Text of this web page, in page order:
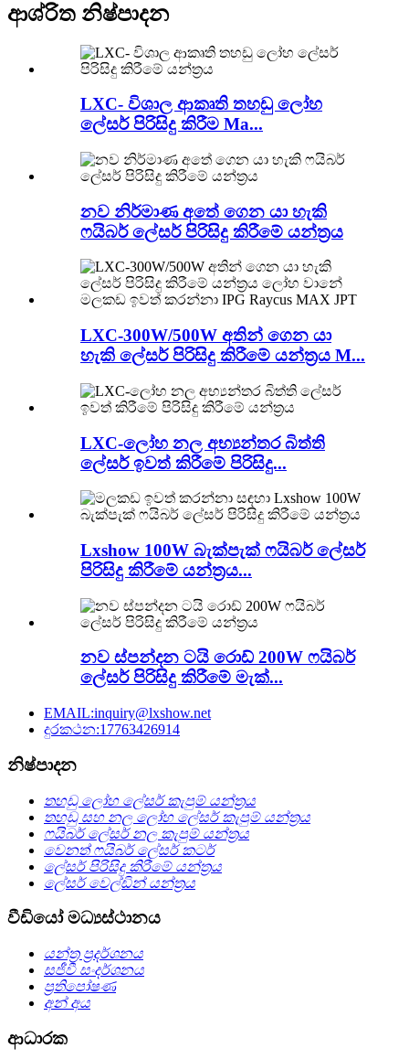
ආශ්රිත නිෂ්පාදන
LXC- විශාල ආකෘති තහඩු ලෝහ
ලේසර් පිරිසිදු කිරීම Ma...
නව නිර්මාණ අතේ ගෙන යා හැකි
ෆයිබර් ලේසර් පිරිසිදු කිරීමේ යන්ත්‍රය
LXC-300W/500W අතින් ගෙන යා
හැකි ලේසර් පිරිසිදු කිරීමේ යන්ත්‍රය M...
LXC-ලෝහ නල අභ්‍යන්තර බිත්ති
ලේසර් ඉවත් කිරීමේ පිරිසිදු...
Lxshow 100W බැක්පැක් ෆයිබර් ලේසර්
පිරිසිදු කිරීමේ යන්ත්‍රය...
නව ස්පන්දන ටයි රොඩ් 200W ෆයිබර්
ලේසර් පිරිසිදු කිරීමේ මැක්...
EMAIL:inquiry@lxshow.net
දුරකථන:17763426914
නිෂ්පාදන
තහඩු ලෝහ ලේසර් කැපුම් යන්ත්‍රය
තහඩු සහ නල ලෝහ ලේසර් කැපුම් යන්ත්‍රය
ෆයිබර් ලේසර් නල කැපුම් යන්ත්‍රය
වෙනත් ෆයිබර් ලේසර් කටර්
ලේසර් පිරිසිදු කිරීමේ යන්ත්‍රය
ලේසර් වෙල්ඩින් යන්ත්‍රය
වීඩියෝ මධ්‍යස්ථානය
යන්ත්‍ර ප්‍රදර්ශනය
සජීවී සංදර්ශනය
ප්‍රතිපෝෂණ
අන් අය
ආධාරක